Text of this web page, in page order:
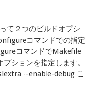
て２つのビルドオプシ
コマンドでの指定
コマンドでMakefile
ションを指定します。
--enable-debug こ